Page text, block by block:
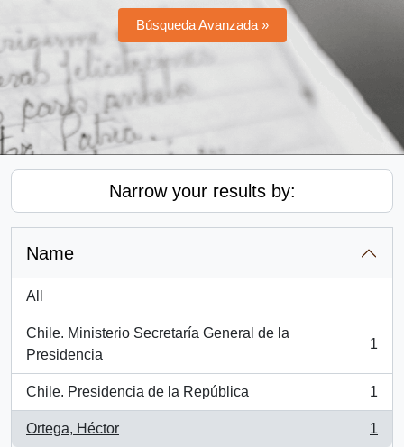
Búsqueda Avanzada »
Narrow your results by:
Name
All
Chile. Ministerio Secretaría General de la
Presidencia
, 1 results
1
Chile. Presidencia de la República
, 1 results
1
Ortega, Héctor
, 1 results
1